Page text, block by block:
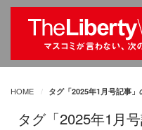
HOME タグ「2025年1月号記事」
タグ「2025年1月